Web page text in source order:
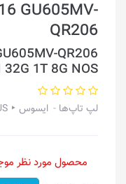
GU605MV-
QR206
QR206
1T 8G NOS
لپ تاپ‌ها ایسوس ‣ ASUS
محصول مورد نظر